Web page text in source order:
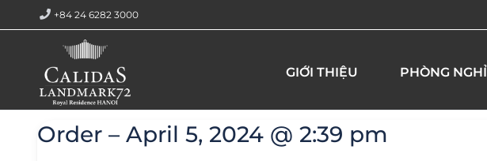
+84 24 6282 3000
GIỚI THIỆU PHÒNG NGHỈ
Trang chủ
Order – April 5, 2024 @ 2:39 pm